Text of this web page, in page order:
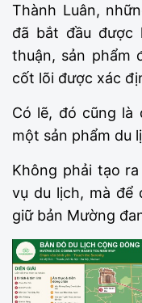
Thành Luân,
đã bắt đầu được
thuận, sản phẩm
cốt lõi được xác
Có lẽ, đó cũng là
một sản phẩm du
Không phải tạo
vụ du lịch, mà để
giữ bản Mường